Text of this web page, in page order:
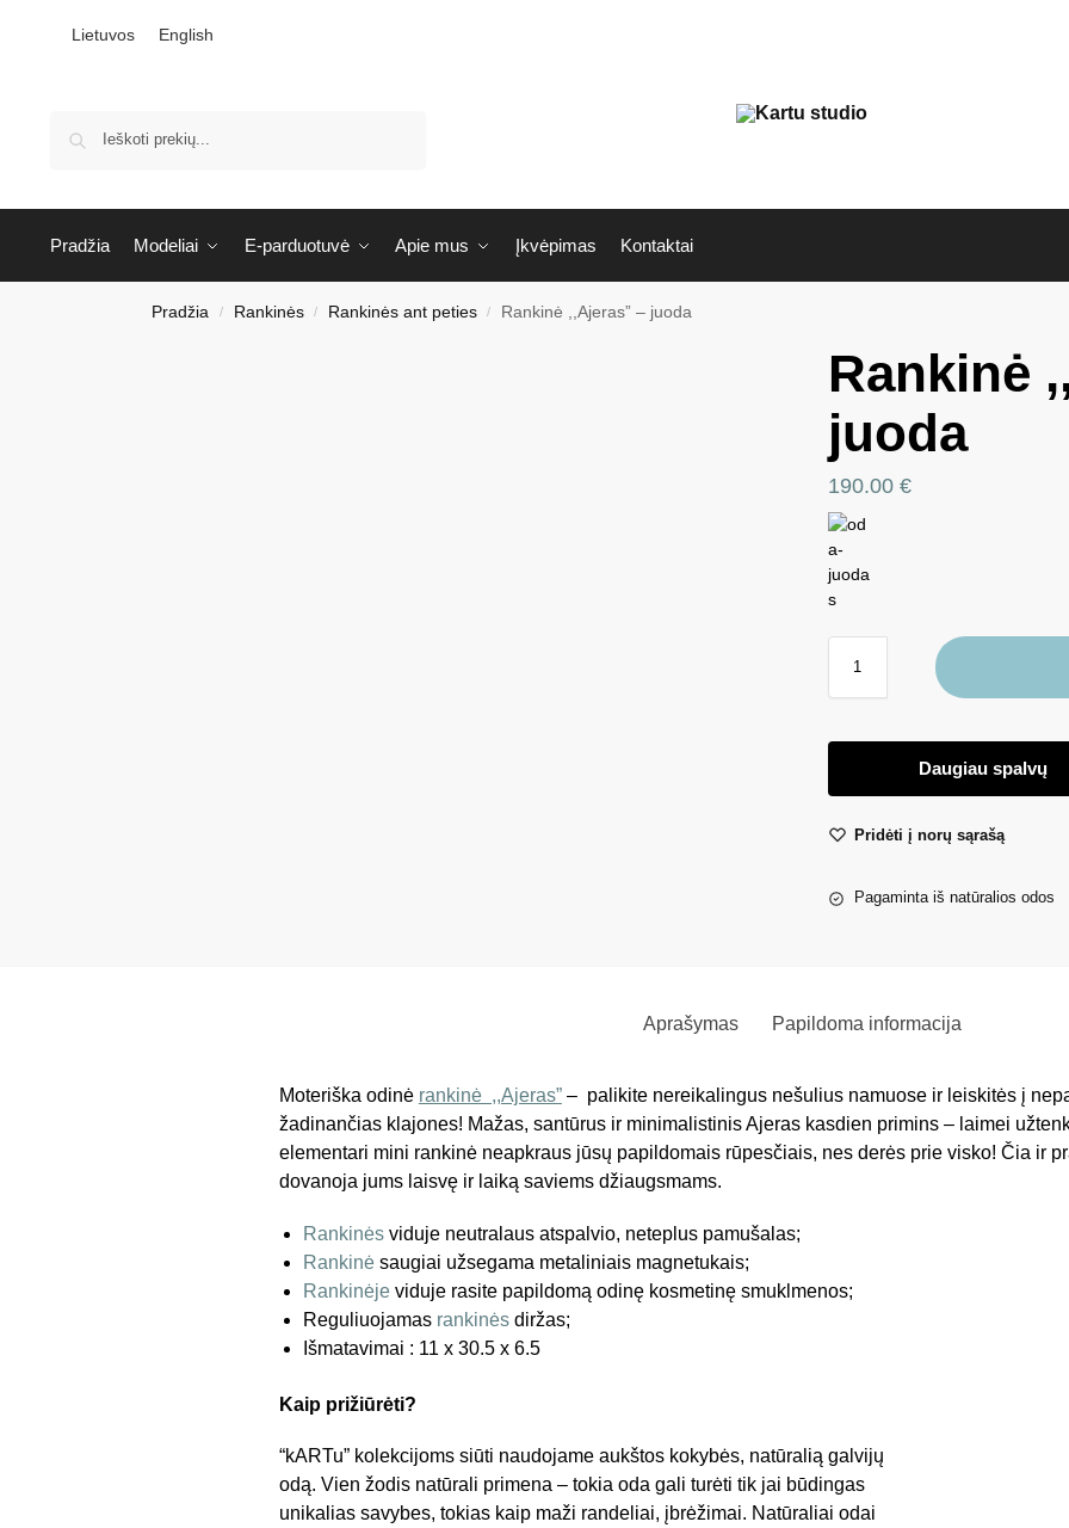
Lietuvos English
Pradžia Modeliai E-parduotuvė Apie mus Įkvėpimas Kontaktai
Pradžia / Rankinės / Rankinės ant peties / Rankinė ,,Ajeras” – juoda
Rankinė
juoda
190.00 €
Daugiau spalvų
Pridėti į norų sąrašą
Pagaminta iš natūralios odos
Aprašymas Papildoma informacija
Moteriška odinė rankinė ,,Ajeras”– palikite nereikalingus nešulius namuose ir leiskitės į
žadinančias klajones! Mažas, santūrus ir minimalistinis Ajeras kasdien primins – laimei
elementari mini rankinė neapkraus jūsų papildomais rūpesčiais, nes derės prie visko! Čia ir
dovanoja jums laisvę ir laiką saviems džiaugsmams.
Rankinėsviduje neutralaus atspalvio, neteplus pamušalas;
Rankinėsaugiai užsegama metaliniais magnetukais;
Rankinėjeviduje rasite papildomą odinę kosmetinę smuklmenos;
Reguliuojamas rankinėsdiržas;
Išmatavimai : 11 x 30.5 x 6.5
Kaip prižiūrėti?
“kARTu” kolekcijoms siūti naudojame aukštos kokybės, natūralią galvijų
odą. Vien žodis natūrali primena – tokia oda gali turėti tik jai būdingas
unikalias savybes, tokias kaip maži randeliai, įbrėžimai. Natūraliai odai